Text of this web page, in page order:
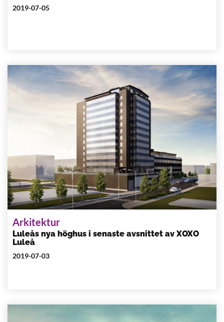
2019-07-05
Arkitektur
Luleås nya höghus i senaste avsnittet av XOXO
Luleå
2019-07-03